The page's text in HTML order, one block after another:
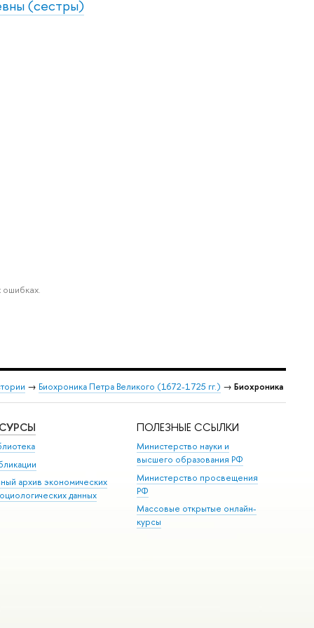
(сестры)
→ Биохроника Петра Великого (1672-1725 гг.) → Биохроника
архив экономических
данных
ПОЛЕЗНЫЕ ССЫЛКИ
Министерство науки и
высшего образования РФ
Министерство просвещения
РФ
Массовые открытые онлайн-
курсы